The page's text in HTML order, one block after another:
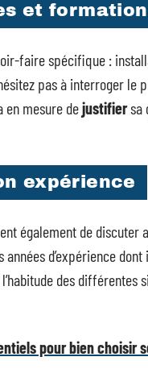
et
faire spécifique :
pas à interroger
en mesure dejustifiersa
expérience
également de
d’expérience
des différentes
pour bien choisir